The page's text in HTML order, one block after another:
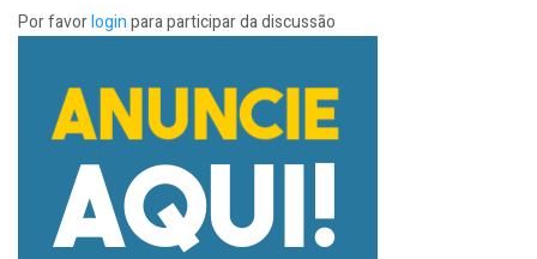
Por favorloginpara participar da discussão